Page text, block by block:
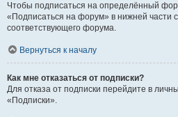
Чтобы подписаться на определённый
«Подписаться на форум» в нижней части
соответствующего форума.
Вернуться к началу
Как мне отказаться от подписки?
Для отказа от подписки перейдите в
«Подписки».